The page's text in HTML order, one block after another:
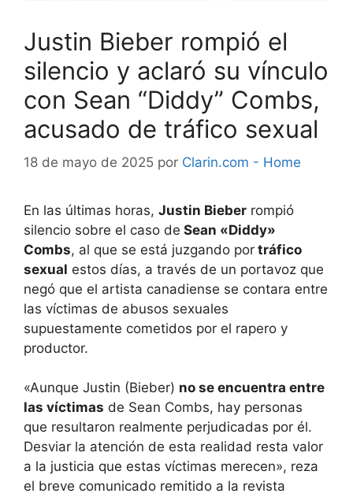
Justin Bieber rompió el
silencio y aclaró su vínculo
con Sean “Diddy” Combs,
acusado de tráfico sexual
18 de mayo de 2025 por Clarin.com - Home
En las últimas horas, Justin Bieber rompió
silencio sobre el caso de Sean «Diddy»
Combs, al que se está juzgando por tráfico
sexual estos días, a través de un portavoz que
negó que el artista canadiense se contara entre
las víctimas de abusos sexuales
supuestamente cometidos por el rapero y
productor.
«Aunque Justin (Bieber) no se encuentra entre
las víctimas de Sean Combs, hay personas
que resultaron realmente perjudicadas por él.
Desviar la atención de esta realidad resta valor
a la justicia que estas víctimas merecen», reza
el breve comunicado remitido a la revista